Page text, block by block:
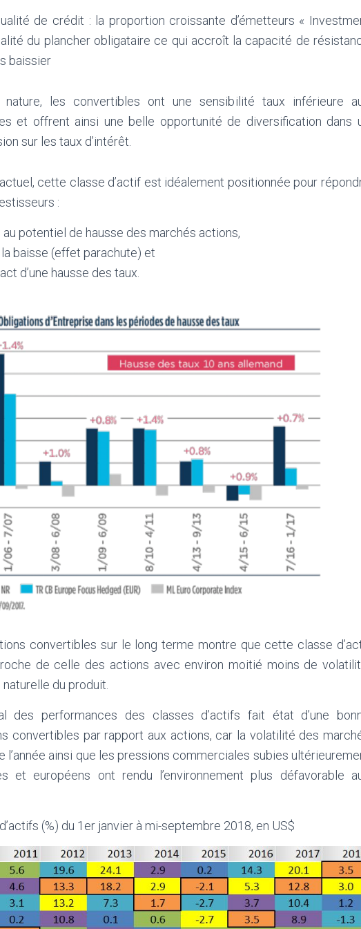
de crédit : la proportion croissante d’émetteurs «
du plancher obligataire ce qui accroît la capacité de
baissier
les convertibles ont une sensibilité taux inférieure
et offrent ainsi une belle opportunité de diversification dans
sur les taux d’intérêt.
cette classe d’actif est idéalement positionnée pour
:
potentiel de hausse des marchés actions,
baisse (effet parachute) et
d’une hausse des taux.
convertibles sur le long terme montre que cette classe
de celle des actions avec environ moitié moins de
du produit.
des performances des classes d’actifs fait état d’une
convertibles par rapport aux actions, car la volatilité des
l’année ainsi que les pressions commerciales subies
et européens ont rendu l’environnement plus défavorable
(%) du 1er janvier à mi-septembre 2018, en US$